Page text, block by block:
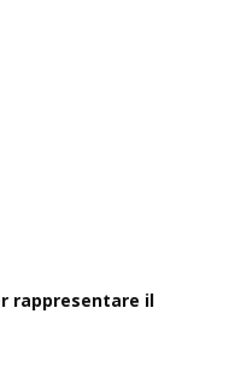
rappresentare il